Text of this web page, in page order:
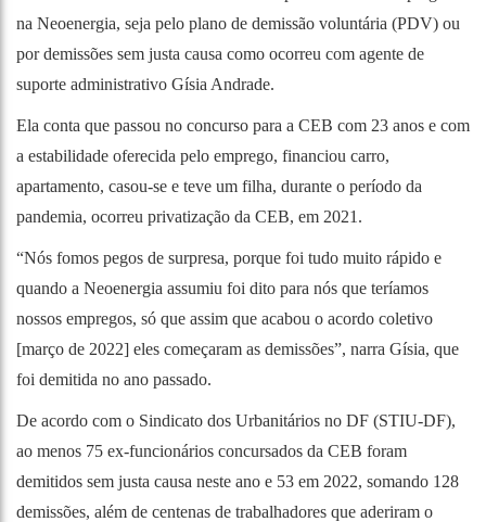
na Neoenergia, seja pelo plano de demissão voluntária (PDV) ou
por demissões sem justa causa como ocorreu com agente de
suporte administrativo Gísia Andrade.
Ela conta que passou no concurso para a CEB com 23 anos e com
a estabilidade oferecida pelo emprego, financiou carro,
apartamento, casou-se e teve um filha, durante o período da
pandemia, ocorreu privatização da CEB, em 2021.
“Nós fomos pegos de surpresa, porque foi tudo muito rápido e
quando a Neoenergia assumiu foi dito para nós que teríamos
nossos empregos, só que assim que acabou o acordo coletivo
[março de 2022] eles começaram as demissões”, narra Gísia, que
foi demitida no ano passado.
De acordo com o Sindicato dos Urbanitários no DF (STIU-DF),
ao menos 75 ex-funcionários concursados da CEB foram
demitidos sem justa causa neste ano e 53 em 2022, somando 128
demissões, além de centenas de trabalhadores que aderiram o